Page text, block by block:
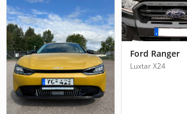
Ford Ranger
Luxtar X24